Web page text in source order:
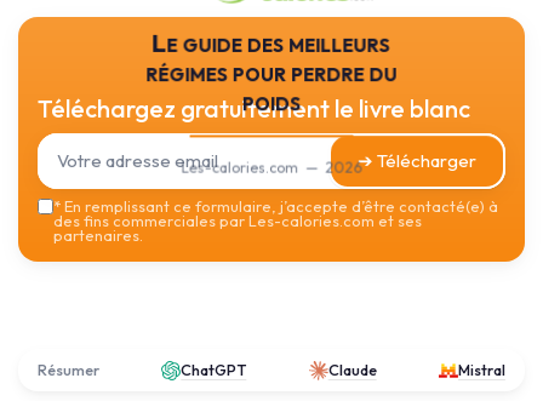
Le guide des meilleurs
régimes pour perdre du
poids
Les-calories.com — 2026
Téléchargez gratuitement le livre blanc
➔ Télécharger
*En remplissant ce formulaire, j’accepte d’être contacté(e) à
des fins commerciales par Les-calories.com et ses
partenaires.
Résumer ChatGPT Claude Mistral